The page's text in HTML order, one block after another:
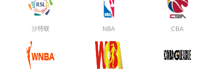
沙特联 NBA CBA